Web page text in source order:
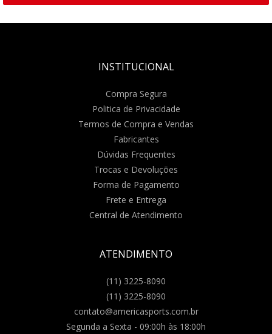
INSTITUCIONAL
Compra Segura
Politica de Privacidade
Termos de Compra e Vendas
Fabricantes
Dúvidas Frequentes
Trocas e Devoluções
Forma de Pagamento
Frete e Entrega
Central de Atendimento
ATENDIMENTO
(11) 3225-8090
(11) 3225-8090
contato@americasports.com.br
Segunda a Sexta - 09:00h às 18:00h